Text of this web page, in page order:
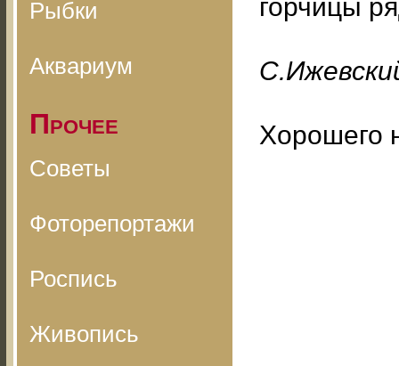
Рыбки
Аквариум
Прочее
Советы
Фоторепортажи
Роспись
Живопись
горчицы
Хорошего